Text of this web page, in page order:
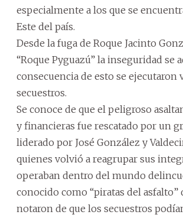
especialmente a los que se
Este del país.
Desde la fuga de Roque Jacinto
“Roque Pyguazú” la inseguridad se
consecuencia de esto se ejecutaron
secuestros.
Se conoce de que el peligroso
y financieras fue rescatado por un
liderado por José González y
quienes volvió a reagrupar sus
operaban dentro del mundo
conocido como “piratas del asfalto”
notaron de que los secuestros